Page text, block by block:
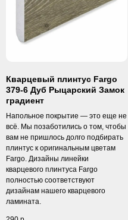
Кварцевый плинтус Fargo
379-6 Дуб Рыцарский Замок
градиент
Напольное покрытие — это еще не
всё. Мы позаботились о том, чтобы
вам не пришлось долго подбирать
плинтус к оригинальным цветам
Fargo. Дизайны линейки
кварцевого плинтуса Fargo
полностью соответствуют
дизайнам нашего кварцевого
ламината.